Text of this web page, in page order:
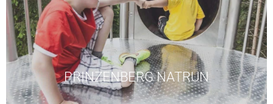
PRINZENBERG NATRUN
Kostenloser Familienspass am Prinzenberg Natrun
mit Flowtrail, Waldrutschenpark und
Erlebnisspielplatz. Die Fahrt mit der Natrunbahn ist
ebenfalls gratis.